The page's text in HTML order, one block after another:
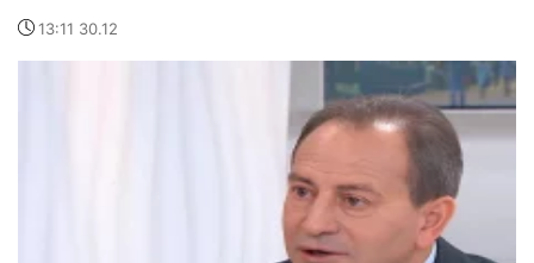
13:11 30.12